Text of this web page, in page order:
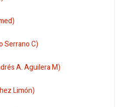
Serrano C)
A. Aguilera M)
Limón)